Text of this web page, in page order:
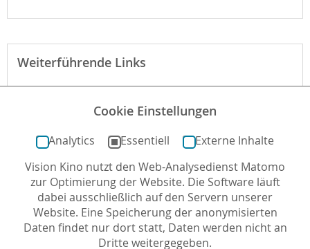
Weiterführende Links
Der Film bei filmportal.de
Autor*in: Lisa Gadatsch , 01.09.2011 , letzte
Aktualisierung: 29.09.2016
Cookie Einstellungen
Analytics Essentiell
Externe Inhalte
Vision Kino nutzt den Web-Analysedienst Matomo
zur Optimierung der Website. Die Software läuft
dabei ausschließlich auf den Servern unserer
Website. Eine Speicherung der anonymisierten
Daten findet nur dort statt, Daten werden nicht an
Dritte weitergegeben.